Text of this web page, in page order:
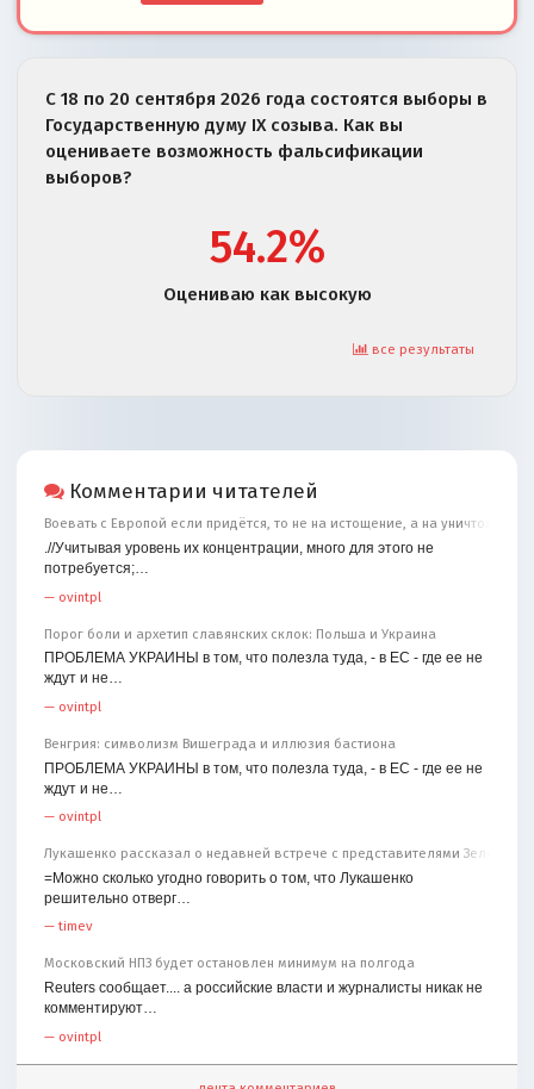
С 18 по 20 сентября 2026 года состоятся выборы в
Государственную думу IX созыва. Как вы
оцениваете возможность фальсификации
выборов?
54.2%
Оцениваю как высокую
все результаты
Комментарии читателей
Воевать с Европой если придётся, то не на истощение, а на уничтожение
.//Учитывая уровень их концентрации, много для этого не
потребуется;…
— ovintpl
Порог боли и архетип славянских склок: Польша и Украина
ПРОБЛЕМА УКРАИНЫ в том, что полезла туда, - в ЕС - где ее не
ждут и не…
— ovintpl
Венгрия: символизм Вишеграда и иллюзия бастиона
ПРОБЛЕМА УКРАИНЫ в том, что полезла туда, - в ЕС - где ее не
ждут и не…
— ovintpl
Лукашенко рассказал о недавней встрече с представителями
=Можно сколько угодно говорить о том, что Лукашенко
решительно отверг…
—timev
Московский НПЗ будет остановлен минимум на полгода
Reuters сообщает.... а российские власти и журналисты никак не
комментируют…
— ovintpl